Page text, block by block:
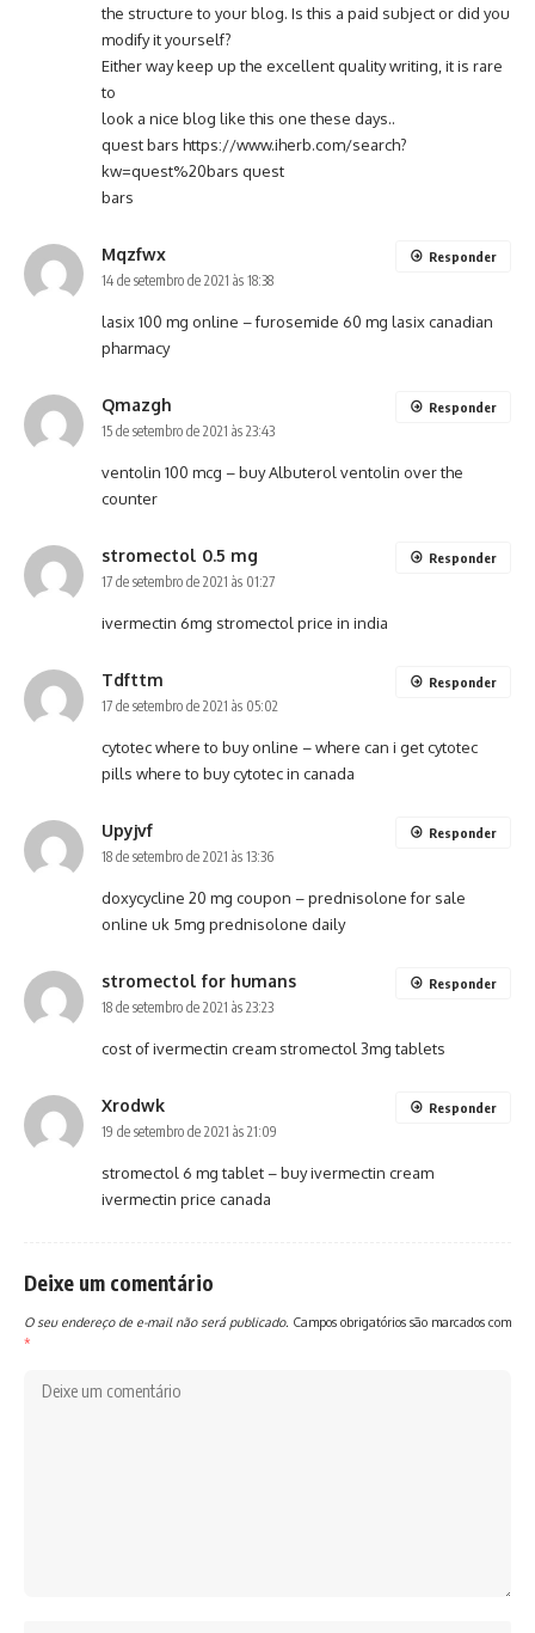
the structure to your blog. Is this a paid subject or did you
modify it yourself?
Either way keep up the excellent quality writing, it is rare
to
look a nice blog like this one these days..
quest bars https://www.iherb.com/search?
kw=quest%20bars quest
bars
Mqzfwx
14 de setembro de 2021 às 18:38
lasix 100 mg online –furosemide 60 mg lasix canadian
pharmacy
Responder
Qmazgh
15 de setembro de 2021 às 23:43
ventolin 100 mcg –buy Albuterol ventolin over the
counter
Responder
stromectol 0.5 mg
17 de setembro de 2021 às 01:27
ivermectin 6mg stromectol price in india
Responder
Tdfttm
17 de setembro de 2021 às 05:02
cytotec where to buy online –where can i get cytotec
pills where to buy cytotec in canada
Responder
Upyjvf
18 de setembro de 2021 às 13:36
doxycycline 20 mg coupon –prednisolone for sale
online uk 5mg prednisolone daily
Responder
stromectol for humans
18 de setembro de 2021 às 23:23
cost of ivermectin cream stromectol 3mg tablets
Responder
Xrodwk
19 de setembro de 2021 às 21:09
stromectol 6 mg tablet –buy ivermectin cream
ivermectin price canada
Responder
Deixe um comentário
O seu endereço de e-mail não será publicado. Campos obrigatórios são marcados com
*